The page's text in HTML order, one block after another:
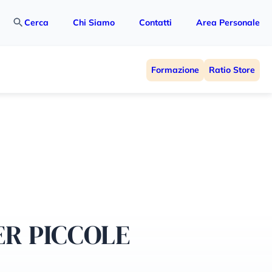
Cerca Chi Siamo Contatti Area Personale
Formazione Ratio Store
PICCOLE